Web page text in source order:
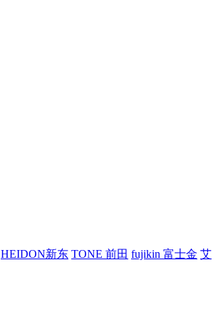
HEIDON新东 TONE 前田 fujikin 富士金 艾